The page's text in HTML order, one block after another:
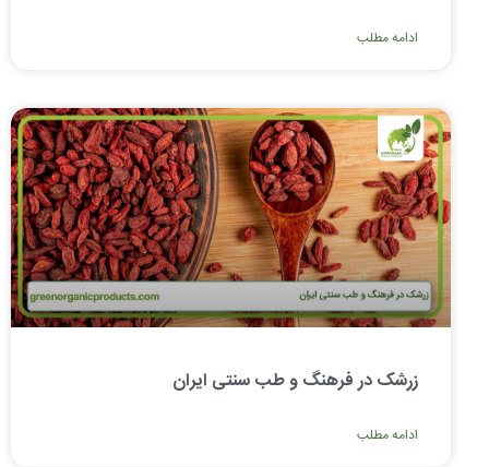
ادامه مطلب
زرشک در فرهنگ و طب سنتی ایران
ادامه مطلب